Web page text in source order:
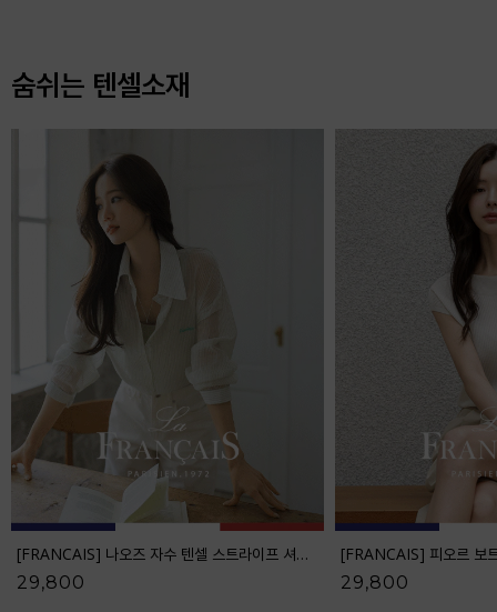
숨쉬는 텐셀소재
[FRANCAIS] 나오즈 자수 텐셀 스트라이프 셔츠_F6S278SH
29,800
29,800